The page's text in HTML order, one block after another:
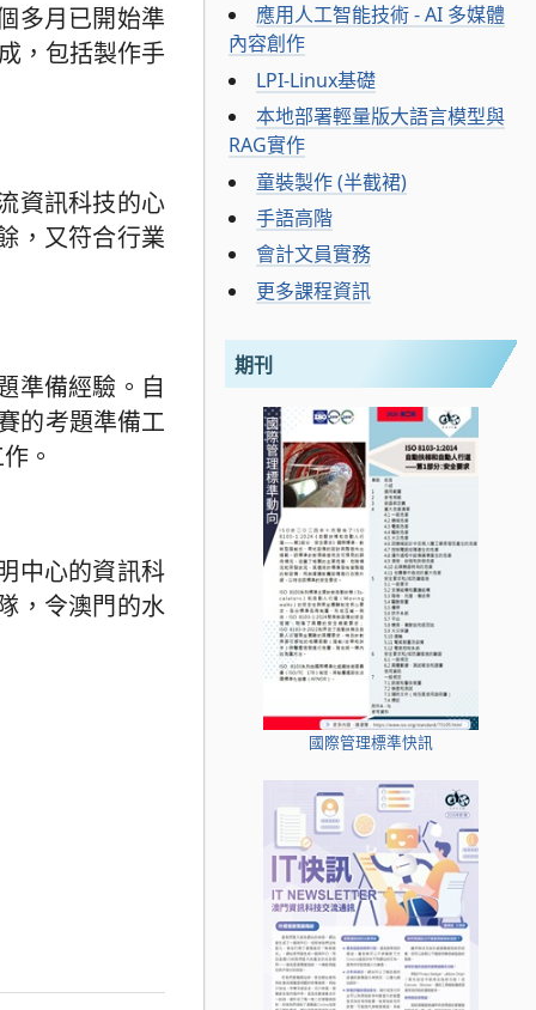
多月已開始準
，包括製作手
資訊科技的心
，又符合行業
準備經驗。自
的考題準備工
。
中心的資訊科
，令澳門的水
應用人工智能技術 - AI 多媒體
內容創作
LPI-Linux基礎
本地部署輕量版大語言模型與
RAG實作
童裝製作 (半截裙)
手語高階
會計文員實務
更多課程資訊
期刊
國際管理標準快訊